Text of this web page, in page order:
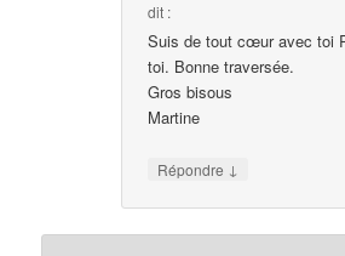
dit :
Suis de tout cœur avec toi
toi. Bonne traversée.
Gros bisous
Martine
Répondre ↓